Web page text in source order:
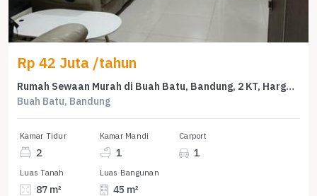
Rp 42 Juta /tahun
Rumah Sewaan Murah di Buah Batu, Bandung, 2 KT, Harga 42 Juta /tahun
Buah Batu, Bandung
Kamar Tidur
2
Kamar Mandi
1
Carport
1
Luas Tanah
87 m²
Luas Bangunan
45 m²